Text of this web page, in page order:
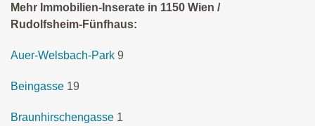
Mehr Immobilien-Inserate in 1150 Wien /
Rudolfsheim-Fünfhaus:
Auer-Welsbach-Park 9
Beingasse 19
Braunhirschengasse 1